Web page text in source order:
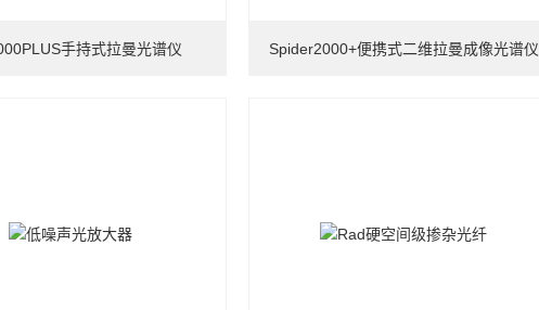
手持式拉曼光谱仪 Spider2000+便携式二维拉曼成像光谱仪